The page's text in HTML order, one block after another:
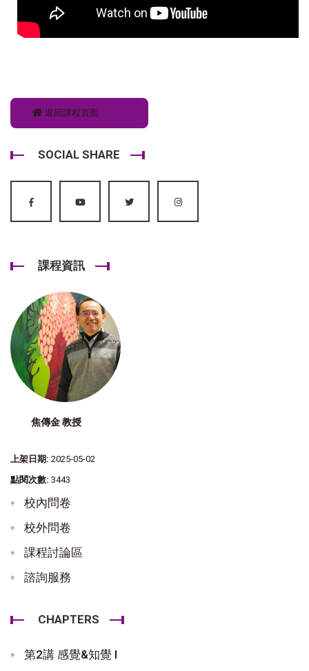
返回課程頁面
SOCIAL SHARE
課程資訊
焦傳金 教授
上架日期: 2025-05-02
點閱次數: 3443
校內問卷
校外問卷
課程討論區
諮詢服務
CHAPTERS
第2講 感覺&知覺 I